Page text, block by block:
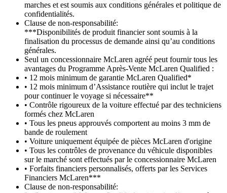
marches et est soumis aux conditions générales et politique de
confidentialités.
Clause de non-responsabilité:
***Disponibilités de produit financier sont soumis à la
finalisation du processus de demande ainsi qu’au conditions
générales.
Seul un concessionnaire McLaren agréé peut fournir tous les
avantages du Programme Après-Vente McLaren Qualified :
• 12 mois minimum de garantie McLaren Qualified*
• 12 mois minimum d’Assistance routière qui inclut le trajet
pour continuer le voyage si nécessaire**
• Contrôle rigoureux de la voiture effectué par des techniciens
formés chez McLaren
• Tous les pneus approuvés comportent au moins 3 mm de
bande de roulement
• Voiture uniquement équipée de pièces McLaren d'origine
• Tous les contrôles de provenance du véhicule disponibles
sur le marché sont effectués par le concessionnaire McLaren
• Forfaits financiers personnalisés, offerts par les Services
Financiers McLaren***
Clause de non-responsabilité: